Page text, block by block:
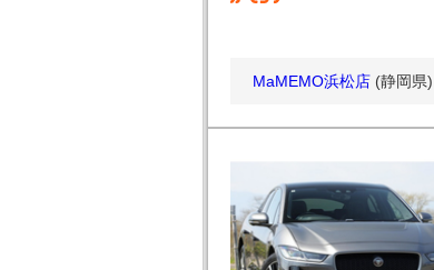
MaMEMO浜松店 (静岡県)